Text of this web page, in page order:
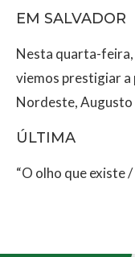
EM SALVADOR
Nesta quarta-feira,
viemos prestigiar
Nordeste, Augusto
ÚLTIMA
“O olho que existe /